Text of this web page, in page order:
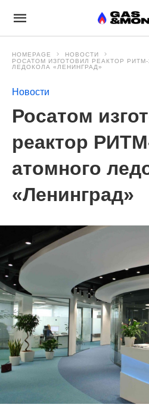
HOMEPAGE
НОВОСТИ
РОСАТОМ ИЗГОТОВИЛ РЕАКТОР
ЛЕДОКОЛА «ЛЕНИНГРАД»
Новости
Росатом
реактор
атомного
«Ленинград»